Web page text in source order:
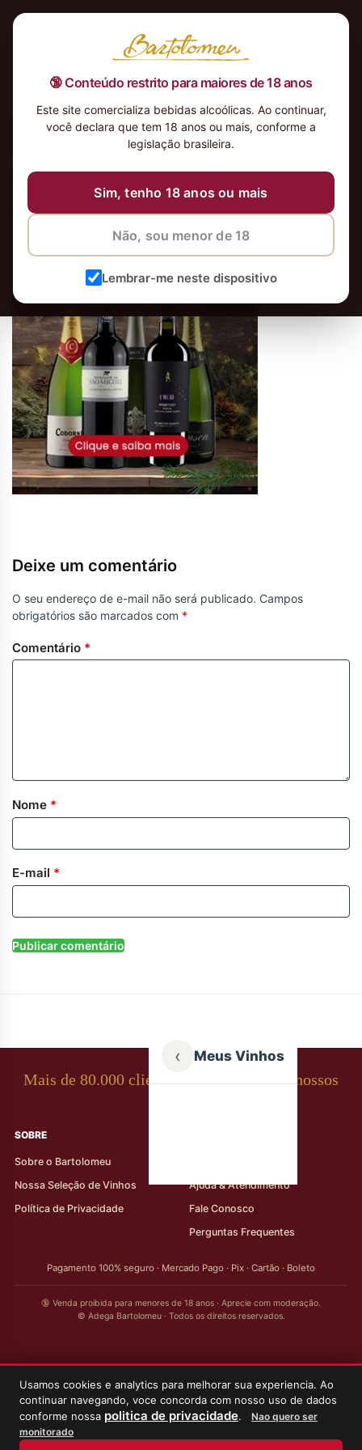
🔞 Conteúdo restrito para maiores de 18 anos
Este site comercializa bebidas alcoólicas. Ao continuar,
você declara que tem 18 anos ou mais, conforme a
legislação brasileira.
Sim, tenho 18 anos ou mais
Não, sou menor de 18
Lembrar-me neste dispositivo
[DZP-1843] Banner 2 Natal
Bartolomeu Mobile
Deixe um comentário
O seu endereço de e-mail não será publicado. Campos
obrigatórios são marcados com *
Comentário *
Nome *
E-mail *
Usamos cookies e analytics para melhorar sua experiencia. Ao
continuar navegando, voce concorda com nosso uso de dados
conforme nossa politica de privacidade.
Nao quero ser
monitorado
‹ Meus Vinhos
Mais de 80.000 clientes apaixonados por nossos
SOBRE
Sobre o Bartolomeu
Nossa Seleção de Vinhos
Política de Privacidade
Ajuda & Atendimento
Fale Conosco
Perguntas Frequentes
Pagamento 100% seguro · Mercado Pago · Pix · Cartão · Boleto
🔞 Venda proibida para menores de 18 anos · Aprecie com moderação.
© Adega Bartolomeu · Todos os direitos reservados.